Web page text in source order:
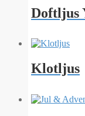
Doftljus
Klotljus